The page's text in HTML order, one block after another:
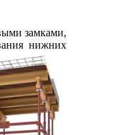
замками,
нижних